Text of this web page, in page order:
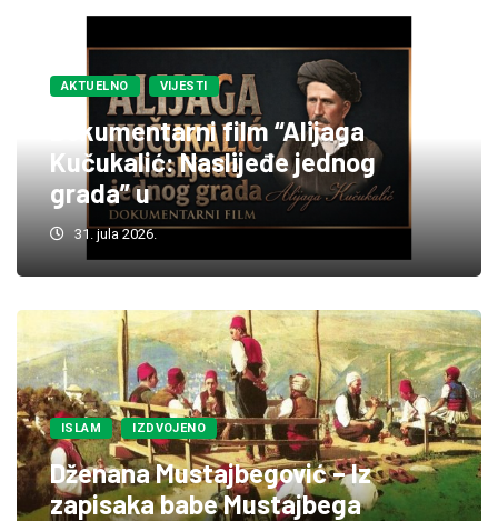
AKTUELNO VIJESTI
Dokumentarni film “Alijaga
Kučukalić: Naslijeđe jednog
grada” u
31. jula 2026.
ISLAM IZDVOJENO
Dženana Mustajbegović – Iz
zapisaka babe Mustajbega